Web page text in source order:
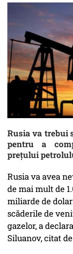
Rusia va trebui
pentru a
preţului
Rusia va avea
de mai mult de
miliarde de
scăderile de
gazelor, a
Siluanov, citat